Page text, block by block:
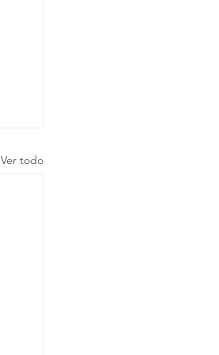
Ver todo